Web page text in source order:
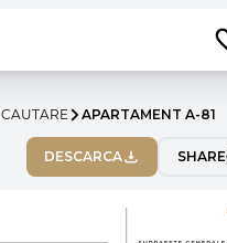
CAUTARE APARTAMENT A-81
DESCARCA SHARE